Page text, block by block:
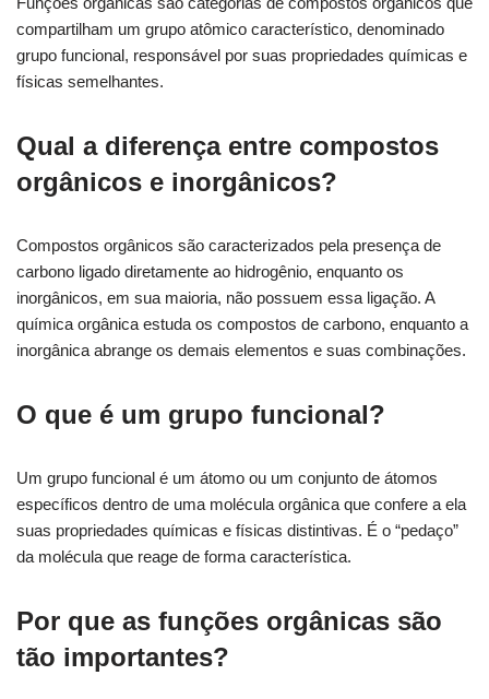
compartilham um grupo atômico característico, denominado
grupo funcional, responsável por suas propriedades químicas e
físicas semelhantes.
Qual a diferença entre compostos
orgânicos e inorgânicos?
Compostos orgânicos são caracterizados pela presença de
carbono ligado diretamente ao hidrogênio, enquanto os
inorgânicos, em sua maioria, não possuem essa ligação. A
química orgânica estuda os compostos de carbono, enquanto a
inorgânica abrange os demais elementos e suas combinações.
O que é um grupo funcional?
Um grupo funcional é um átomo ou um conjunto de átomos
específicos dentro de uma molécula orgânica que confere a ela
suas propriedades químicas e físicas distintivas. É o “pedaço”
da molécula que reage de forma característica.
Por que as funções orgânicas são
tão importantes?